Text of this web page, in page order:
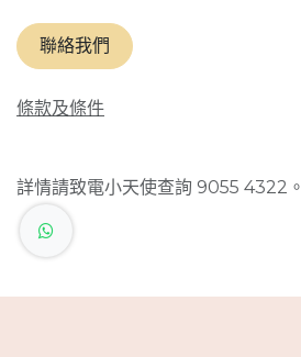
聯絡我們
條款及條件
詳情請致電小天使查詢 9055 4322。